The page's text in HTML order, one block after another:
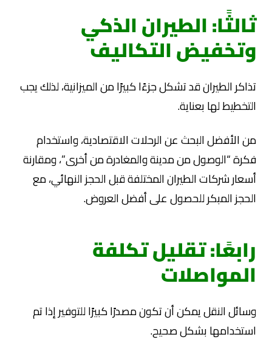
ثالثًا: الطيران الذكي
وتخفيض التكاليف
تذاكر الطيران قد تشكل جزءًا كبيرًا من الميزانية، لذلك يجب
التخطيط لها بعناية.
من الأفضل البحث عن الرحلات الاقتصادية، واستخدام
فكرة “الوصول من مدينة والمغادرة من أخرى”، ومقارنة
أسعار شركات الطيران المختلفة قبل الحجز النهائي، مع
الحجز المبكر للحصول على أفضل العروض.
رابعًا: تقليل تكلفة
المواصلات
وسائل النقل يمكن أن تكون مصدرًا كبيرًا للتوفير إذا تم
استخدامها بشكل صحيح.